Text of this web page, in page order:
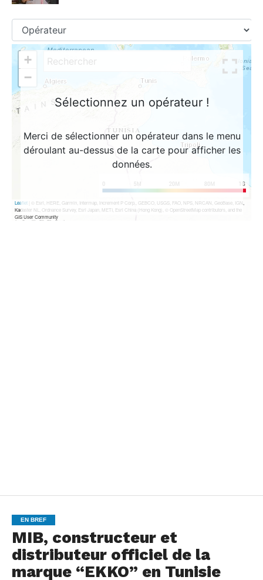
EN BREF
MIB, constructeur et
distributeur officiel de la
marque “EKKO” en Tunisie